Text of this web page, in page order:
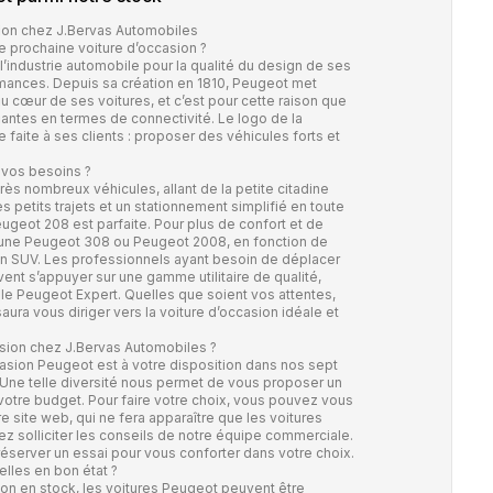
chez J.Bervas Automobiles
voiture d’occasion ?
automobile pour la qualité du design de ses
Depuis sa création en 1810, Peugeot met
cœur de ses voitures, et c’est pour cette raison que
en termes de connectivité. Le logo de la
faite à ses clients : proposer des véhicules forts et
besoins ?
nombreux véhicules, allant de la petite citadine
petits trajets et un stationnement simplifié en toute
208 est parfaite. Pour plus de confort et de
Peugeot 308 ou Peugeot 2008, en fonction de
SUV. Les professionnels ayant besoin de déplacer
s’appuyer sur une gamme utilitaire de qualité,
Peugeot Expert. Quelles que soient vos attentes,
vous diriger vers la voiture d’occasion idéale et
chez J.Bervas Automobiles ?
Peugeot est à votre disposition dans nos sept
telle diversité nous permet de vous proposer un
budget. Pour faire votre choix, vous pouvez vous
site web, qui ne fera apparaître que les voitures
solliciter les conseils de notre équipe commerciale.
un essai pour vous conforter dans votre choix.
en bon état ?
en stock, les voitures Peugeot peuvent être